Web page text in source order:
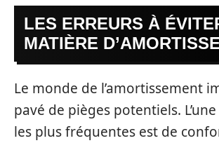
LES ERREURS À
MATIÈRE
Le monde de l’amortissement
pavé de pièges potentiels.
les plus fréquentes est de